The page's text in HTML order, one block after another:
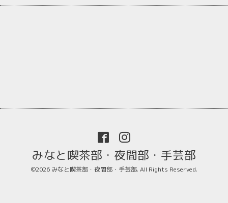
みなと喫茶部・夜間部・手芸部
©2026 みなと喫茶部・夜間部・手芸部. All Rights Reserved.